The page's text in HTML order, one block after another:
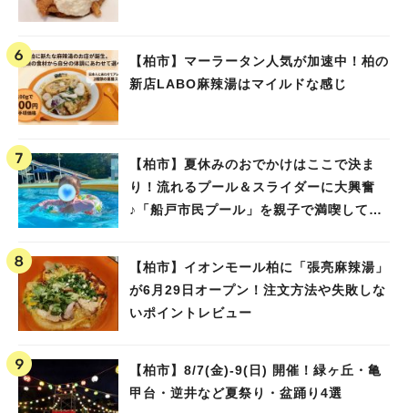
【柏市】マーラータン人気が加速中！柏の
新店LABO麻辣湯はマイルドな感じ
【柏市】夏休みのおでかけはここで決ま
り！流れるプール＆スライダーに大興奮
♪「船戸市民プール」を親子で満喫してき
【柏市】イオンモール柏に「張亮麻辣湯」
が6月29日オープン！注文方法や失敗しな
いポイントレビュー
【柏市】8/7(金)‐9(日) 開催！緑ヶ丘・亀
甲台・逆井など夏祭り・盆踊り4選